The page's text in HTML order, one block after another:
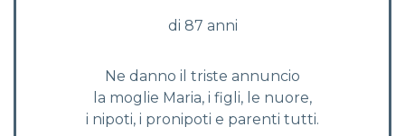
di 87 anni
Ne danno il triste annuncio
la moglie Maria, i figli, le nuore,
i nipoti, i pronipoti e parenti tutti.